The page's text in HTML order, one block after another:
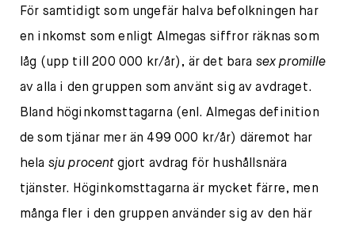
För samtidigt som ungefär halva befolkningen har
en inkomst som enligt Almegas siffror räknas som
låg (upp till 200 000 kr/år), är det bara sex promille
av alla i den gruppen som använt sig av avdraget.
Bland höginkomsttagarna (enl. Almegas definition
de som tjänar mer än 499 000 kr/år) däremot har
hela sju procentgjort avdrag för hushållsnära
tjänster. Höginkomsttagarna är mycket färre, men
många fler i den gruppen använder sig av den här